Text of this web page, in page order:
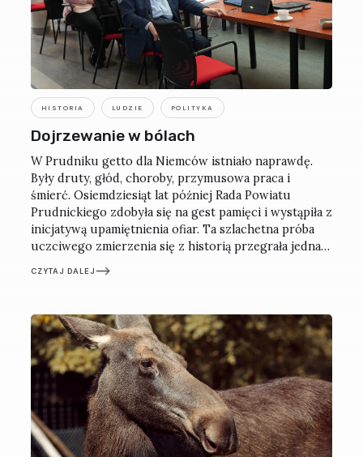
HISTORIA LUDZIE POLITYKA
Dojrzewanie w bólach
W Prudniku getto dla Niemców istniało naprawdę.
Były druty, głód, choroby, przymusowa praca i
śmierć. Osiemdziesiąt lat później Rada Powiatu
Prudnickiego zdobyła się na gest pamięci i wystąpiła z
inicjatywą upamiętnienia ofiar. Ta szlachetna próba
uczciwego zmierzenia się z historią przegrała jednak
z lokalną zaściankowością.
CZYTAJ DALEJ